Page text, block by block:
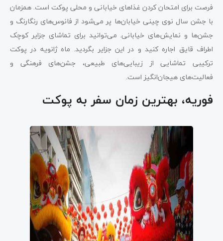
فرصت برای امتحان کردن غذاهای خیابانی و محلی پوکت است. همزمان
با جشن سال نوی چینی خیابان‌ها پر می‌شود از فانوس‌های رنگارنگ و
جشن‌ها و نمایش‌های خیابانی. می‌توانید برای تماشای جزایر کوچک
اطراف قایق اجاره کنید و در این جزایر بگردید. ماه ژانویه در پوکت
ترکیبی تماشایی از زیبایی‌های طبیعی، جشن‌های فرهنگی و
فعالیت‌های هیجان‌انگیز است.
فوریه، بهترین زمان سفر به پوکت